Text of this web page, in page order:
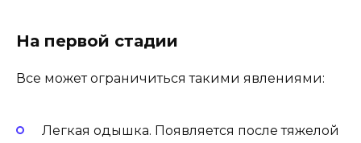
На первой стадии
Все может ограничиться такими явлениями:
Легкая одышка. Появляется после тяжелой